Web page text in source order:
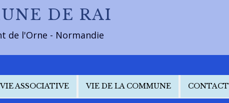
DE RAI
de l'Orne - Normandie
VIE ASSOCIATIVE VIE DE LA COMMUNE CONTACT